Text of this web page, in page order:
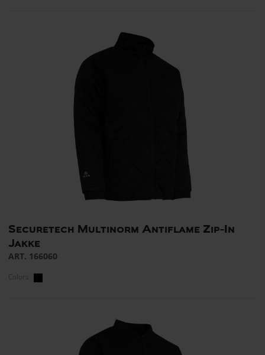
Securetech Multinorm Antiflame Zip-In
Jakke
ART. 166060
Colors: